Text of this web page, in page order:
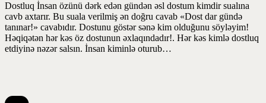
Dostluq İnsan özünü dərk edən gündən əsl dostum kimdir sualına
cavb axtarır. Bu suala verilmiş ən doğru cavab «Dost dar gündə
tanınar!» cavabıdır. Dostunu göstər sənə kim olduğunu söyləyim!
Həqiqətən hər kəs öz dostunun əxlaqındadır!. Hər kəs kimlə dostluq
etdiyinə nəzər salsın. İnsan kiminlə oturub…